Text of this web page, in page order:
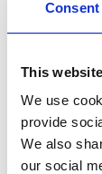
Consent
This
We use
provide
We also
our social
有用情報
外部情報を日
2020年11月
たことによ
が、どのよ
とが重要で